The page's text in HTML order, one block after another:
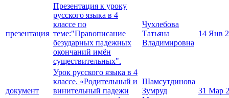
презентация
Презентация к уроку
русского языка в 4
классе по
теме:"Правописание
безударных падежных
окончаний имён
существительных".
Чухлебова
Татьяна
Владимировна
14 Янв
документ
Урок русского языка в 4
классе. «Родительный и
винительный падежи
Шамсутдинова
Зумруд
31 Мар